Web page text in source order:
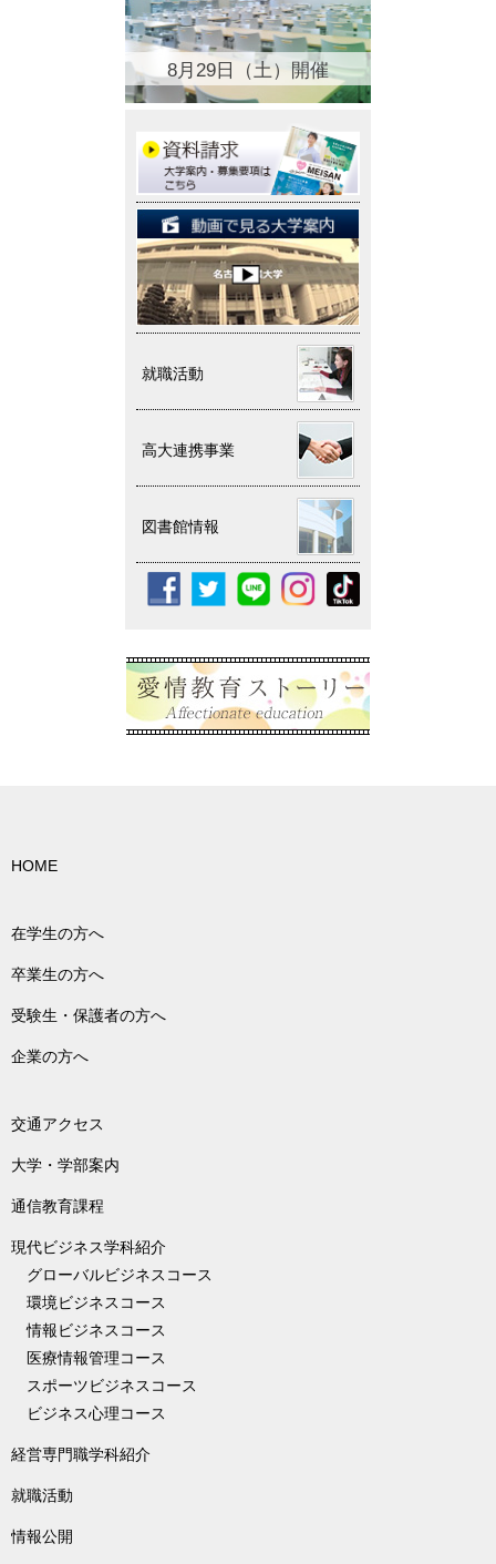
8月29日（土）開催
就職活動
高大連携事業
図書館情報
HOME
在学生の方へ
卒業生の方へ
受験生・保護者の方へ
企業の方へ
交通アクセス
大学・学部案内
通信教育課程
現代ビジネス学科紹介
グローバルビジネスコース
環境ビジネスコース
情報ビジネスコース
医療情報管理コース
スポーツビジネスコース
ビジネス心理コース
経営専門職学科紹介
就職活動
情報公開